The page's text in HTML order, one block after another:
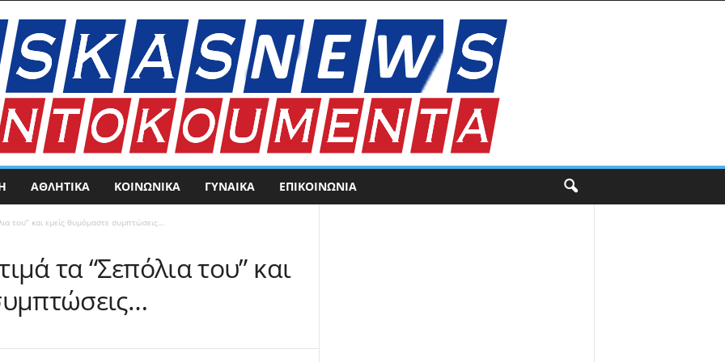
ΑΘΛΗΤΙΚΑ ΚΟΙΝΩΝΙΚΑ ΓΥΝΑΙΚΑ ΕΠΙΚΟΙΝΩΝΊΑ
του” και εμείς θυμόμαστε συμπτώσεις…
τα “Σεπόλια του” και